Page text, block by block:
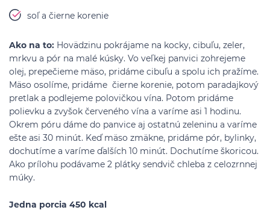
soľ a čierne korenie
Ako na to: Hovädzinu pokrájame na kocky, cibuľu, zeler,
mrkvu a pór na malé kúsky. Vo veľkej panvici zohrejeme
olej, prepečieme mäso, pridáme cibuľu a spolu ich pražíme.
Mäso osolíme, pridáme čierne korenie, potom paradajkový
pretlak a podlejeme polovičkou vína. Potom pridáme
polievku a zvyšok červeného vína a varíme asi 1 hodinu.
Okrem póru dáme do panvice aj ostatnú zeleninu a varíme
ešte asi 30 minút. Keď mäso zmäkne, pridáme pór, bylinky,
dochutíme a varíme ďalších 10 minút. Dochutíme škoricou.
Ako prílohu podávame 2 plátky sendvič chleba z celozrnnej
múky.
Jedna porcia 450 kcal